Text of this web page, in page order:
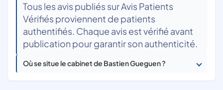
Tous les avis publiés sur Avis Patients
Vérifiés proviennent de patients
authentifiés. Chaque avis est vérifié avant
publication pour garantir son authenticité.
Où se situe le cabinet de Bastien Gueguen ?